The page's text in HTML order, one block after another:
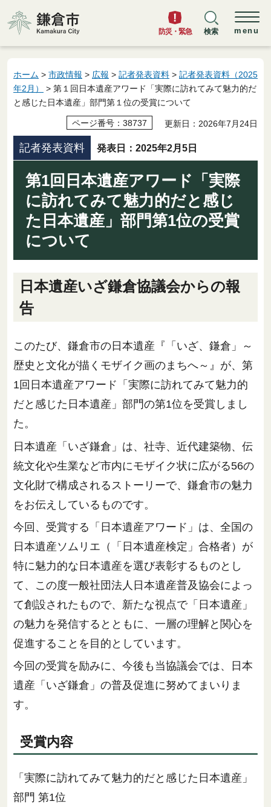
鎌倉市
防災・緊急 検索 menu
ホーム > 市政情報 > 広報 > 記者発表資料 > 記者発表資料（2025
年2月）
> 第１回日本遺産アワード「実際に訪れてみて魅力的だ
と感じた日本遺産」部門第１位の受賞について
ページ番号：38737 更新日：2026年7月24日
記者発表資料 発表日：2025年2月5日
第1回日本遺産アワード「実際
に訪れてみて魅力的だと感じ
た日本遺産」部門第1位の受賞
について
日本遺産いざ鎌倉協議会からの報
告
このたび、鎌倉市の日本遺産『「いざ、鎌倉」～
歴史と文化が描くモザイク画のまちへ～』が、第
1回日本遺産アワード「実際に訪れてみて魅力的
だと感じた日本遺産」部門の第1位を受賞しまし
た。
日本遺産「いざ鎌倉」は、社寺、近代建築物、伝
統文化や生業など市内にモザイク状に広がる56の
文化財で構成されるストーリーで、鎌倉市の魅力
をお伝えしているものです。
今回、受賞する「日本遺産アワード」は、全国の
日本遺産ソムリエ（「日本遺産検定」合格者）が
特に魅力的な日本遺産を選び表彰するものとし
て、この度一般社団法人日本遺産普及協会によっ
て創設されたもので、新たな視点で「日本遺産」
の魅力を発信するとともに、一層の理解と関心を
促進することを目的としています。
今回の受賞を励みに、今後も当協議会では、日本
遺産「いざ鎌倉」の普及促進に努めてまいりま
す。
受賞内容
「実際に訪れてみて魅力的だと感じた日本遺産」
部門 第1位